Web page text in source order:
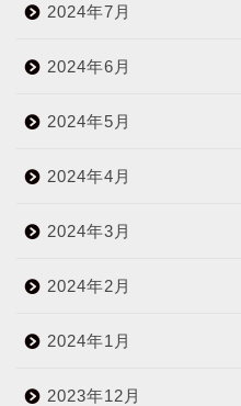
2024年7月
2024年6月
2024年5月
2024年4月
2024年3月
2024年2月
2024年1月
2023年12月